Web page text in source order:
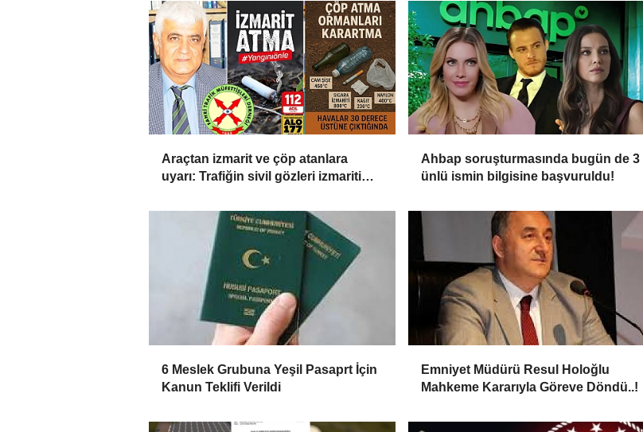
Araçtan izmarit ve çöp atanlara
uyarı: Trafiğin sivil gözleri izmariti
Ahbap soruşturmasında bugün de 3
ünlü ismin bilgisine başvuruldu!
6 Meslek Grubuna Yeşil Pasaprt İçin
Kanun Teklifi Verildi
Emniyet Müdürü Resul Holoğlu
Mahkeme Kararıyla Göreve Döndü..!